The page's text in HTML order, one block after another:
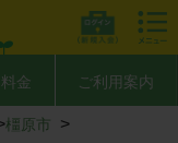
金 ご利用案内
橿原市 >